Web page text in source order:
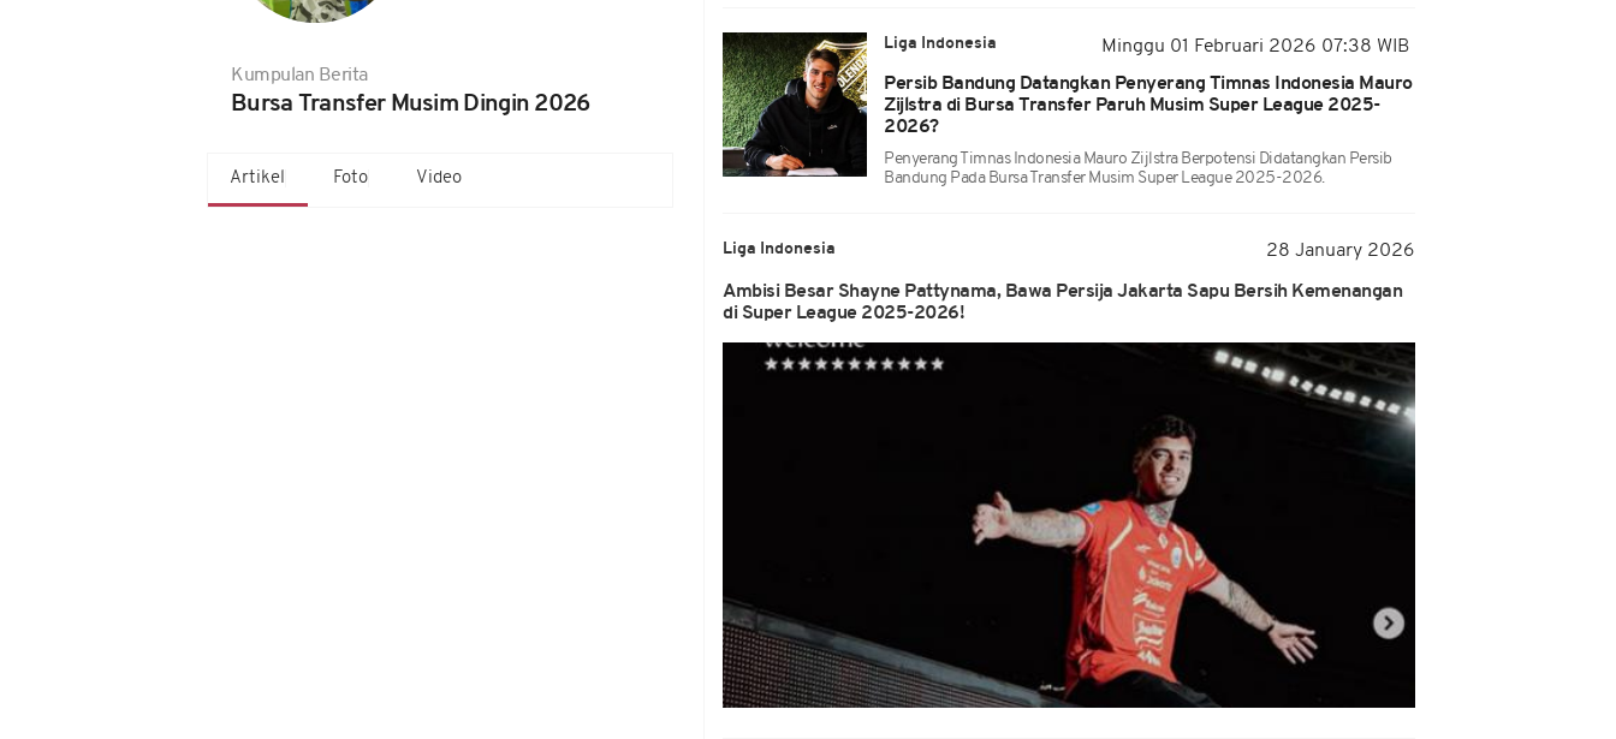
Kumpulan Berita
Bursa Transfer Musim Dingin 2026
Artikel Foto Video
Liga Indonesia
Minggu 01 Februari 2026 07:38 WIB
Persib Bandung Datangkan Penyerang Timnas Indonesia Mauro
Zijlstra di Bursa Transfer Paruh Musim Super League 2025-
2026?
Penyerang Timnas Indonesia Mauro Zijlstra Berpotensi Didatangkan Persib
Bandung Pada Bursa Transfer Musim Super League 2025-2026.
Liga Indonesia 28 January 2026
Ambisi Besar Shayne Pattynama, Bawa Persija Jakarta Sapu Bersih Kemenangan
di Super League 2025-2026!